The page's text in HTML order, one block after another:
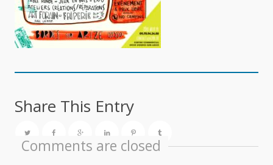
Share This Entry
Comments are closed